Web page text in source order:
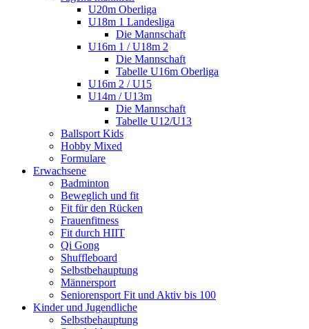
U20m Oberliga
U18m 1 Landesliga
Die Mannschaft
U16m 1 / U18m 2
Die Mannschaft
Tabelle U16m Oberliga
U16m 2 / U15
U14m / U13m
Die Mannschaft
Tabelle U12/U13
Ballsport Kids
Hobby Mixed
Formulare
Erwachsene
Badminton
Beweglich und fit
Fit für den Rücken
Frauenfitness
Fit durch HIIT
Qi Gong
Shuffleboard
Selbstbehauptung
Männersport
Seniorensport Fit und Aktiv bis 100
Kinder und Jugendliche
Selbstbehauptung